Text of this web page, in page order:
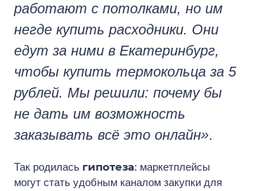
работают с потолками, но им
негде купить расходники. Они
едут за ними в Екатеринбург,
чтобы купить термокольца за 5
рублей. Мы решили: почему бы
не дать им возможность
заказывать всё это онлайн».
Так родилась гипотеза: маркетплейсы
могут стать удобным каналом закупки для